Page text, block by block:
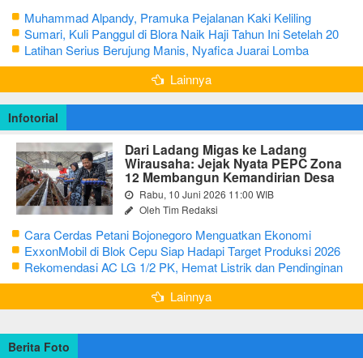
Muhammad Alpandy, Pramuka Pejalanan Kaki Keliling
Nusantara dengan Misi Literasi Budaya
Sumari, Kuli Panggul di Blora Naik Haji Tahun Ini Setelah 20
Tahun Sisihkan Uang Receh
Latihan Serius Berujung Manis, Nyafica Juarai Lomba
Bertutur tentang Nilai Hidup Orang Samin
Lainnya
Infotorial
Dari Ladang Migas ke Ladang
Wirausaha: Jejak Nyata PEPC Zona
12 Membangun Kemandirian Desa
Rabu, 10 Juni 2026 11:00 WIB
Oleh Tim Redaksi
Cara Cerdas Petani Bojonegoro Menguatkan Ekonomi
Keluarga
ExxonMobil di Blok Cepu Siap Hadapi Target Produksi 2026
Rekomendasi AC LG 1/2 PK, Hemat Listrik dan Pendinginan
Maksimal
Lainnya
Berita Foto